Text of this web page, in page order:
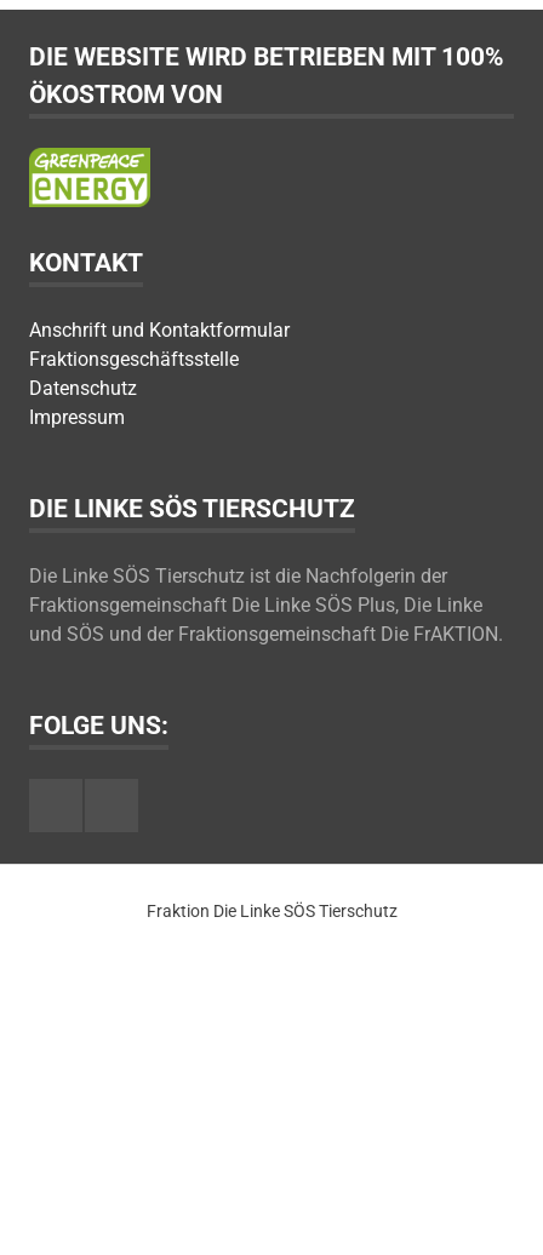
DIE WEBSITE WIRD BETRIEBEN MIT 100%
ÖKOSTROM VON
KONTAKT
Anschrift und Kontaktformular
Fraktionsgeschäftsstelle
Datenschutz
Impressum
DIE LINKE SÖS TIERSCHUTZ
Die Linke SÖS Tierschutz ist die Nachfolgerin der
Fraktionsgemeinschaft Die Linke SÖS Plus, Die Linke
und SÖS und der Fraktionsgemeinschaft Die FrAKTION.
FOLGE UNS:
Fraktion Die Linke SÖS Tierschutz